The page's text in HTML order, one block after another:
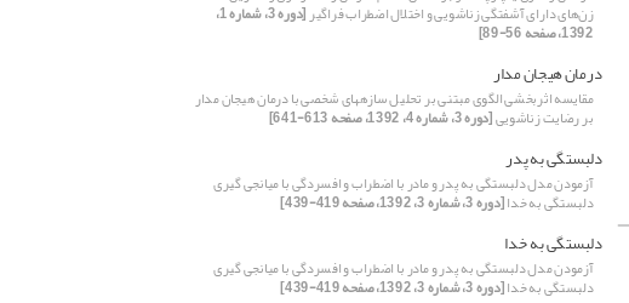
ز‌ن‌های دارای آشفتگی زناشویی و اختلال اضطراب فراگیر [دوره 3، شماره 1،
1392، صفحه 56-89]
درمان هیجان مدار
مقایسه اثربخشی الگوی مبتنی بر تحلیل سازه‏های شخصی با درمان هیجان مدار
بر رضایت زناشویی[دوره 3، شماره 4، 1392، صفحه 613-641]
دلبستگی به پدر
آزمودن مدل دلبستگی به پدر و مادر با اضطراب و افسردگی با میانجی گیری
دلبستگی به خدا[دوره 3، شماره 3، 1392، صفحه 419-439]
دلبستگی به خدا
آزمودن مدل دلبستگی به پدر و مادر با اضطراب و افسردگی با میانجی گیری
دلبستگی به خدا[دوره 3، شماره 3، 1392، صفحه 419-439]